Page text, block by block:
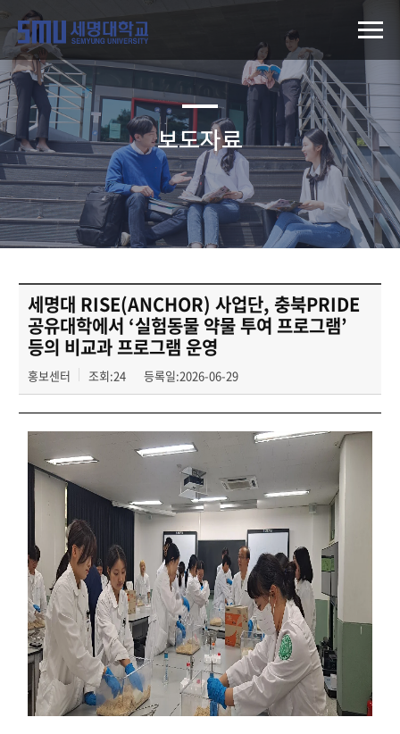
보도자료
세명대 RISE(ANCHOR) 사업단, 충북PRIDE
공유대학에서 ‘실험동물 약물 투여 프로그램’
등의 비교과 프로그램 운영
홍보센터 조회:24 등록일:2026-06-29